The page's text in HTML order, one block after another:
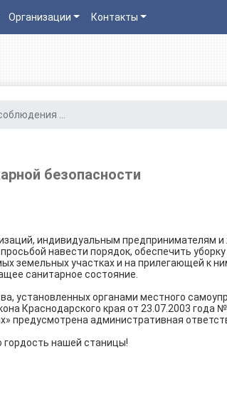
Организации Контакты
...
безопасности
индивидуальным предпринимателям
навести порядок, обеспечить
земельных участках и на прилегающей к
санитарное состояние.
установленных органами местного
Краснодарского края от 23.07.2003 года
предусмотрена административная
нашей станицы!